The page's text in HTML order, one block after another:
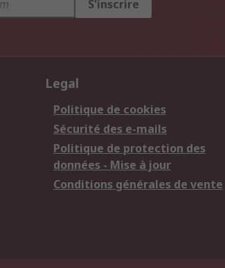
S'inscrire
Legal
Politique de cookies
Sécurité des e-mails
Politique de protection des
données - Mise à jour
Conditions générales de vente